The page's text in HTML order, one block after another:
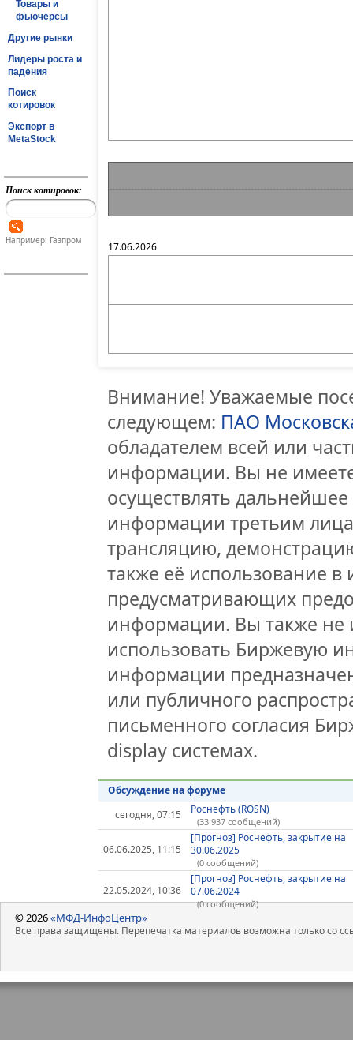
Товары и
фьючерсы
Другие рынки
Лидеры роста и
падения
Поиск
котировок
Экспорт в
MetaStock
Поиск котировок:
Например: Газпром
17.06.2026
Внимание! Уважаемые
следующем: ПАО
обладателем всей или
информации. Вы не
осуществлять
информации третьим
трансляцию,
также её использование
предусматривающих
информации. Вы также не
использовать Биржевую
информации
или публичного
письменного согласия
display системах.
Обсуждение на форуме
сегодня, 07:15
Роснефть (ROSN)
(33 937 сообщений)
06.06.2025, 11:15
[Прогноз] Роснефть, закрытие на
30.06.2025
(0 сообщений)
22.05.2024, 10:36
[Прогноз] Роснефть, закрытие на
07.06.2024
(0 сообщений)
© 2026«МФД-ИнфоЦентр»
Все права защищены. Перепечатка материалов возможна только со